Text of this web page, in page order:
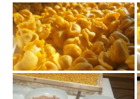
125502738
224951832304832
4357160054108769740 n